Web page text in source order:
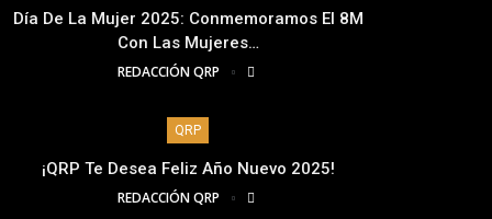
Día De La Mujer 2025: Conmemoramos El 8M
Con Las Mujeres…
REDACCIÓN QRP
QRP
¡QRP Te Desea Feliz Año Nuevo 2025!
REDACCIÓN QRP